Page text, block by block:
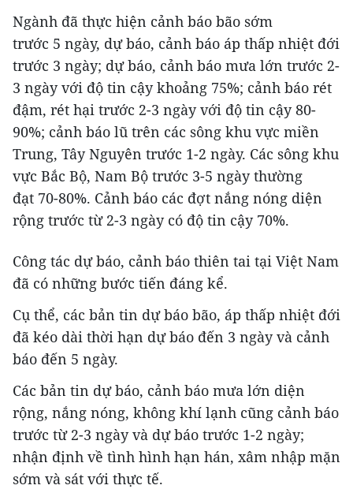
Ngành đã thực hiện cảnh báo bão sớm
trước 5 ngày, dự báo, cảnh báo áp thấp nhiệt đới
trước 3 ngày; dự báo, cảnh báo mưa lớn trước 2-
3 ngày với độ tin cậy khoảng 75%; cảnh báo rét
đậm, rét hại trước 2-3 ngày với độ tin cậy 80-
90%; cảnh báo lũ trên các sông khu vực miền
Trung, Tây Nguyên trước 1-2 ngày. Các sông khu
vực Bắc Bộ, Nam Bộ trước 3-5 ngày thường
đạt 70-80%. Cảnh báo các đợt nắng nóng diện
rộng trước từ 2-3 ngày có độ tin cậy 70%.
Công tác dự báo, cảnh báo thiên tai tại Việt Nam
đã có những bước tiến đáng kể.
Cụ thể, các bản tin dự báo bão, áp thấp nhiệt đới
đã kéo dài thời hạn dự báo đến 3 ngày và cảnh
báo đến 5 ngày.
Các bản tin dự báo, cảnh báo mưa lớn diện
rộng, nắng nóng, không khí lạnh cũng cảnh báo
trước từ 2-3 ngày và dự báo trước 1-2 ngày;
nhận định về tình hình hạn hán, xâm nhập mặn
sớm và sát với thực tế.